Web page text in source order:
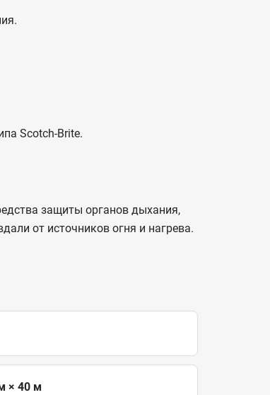
Scotch-Brite.
защиты органов дыхания,
от источников огня и нагрева.
× 40 м